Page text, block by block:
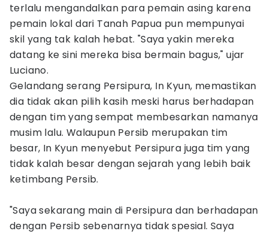
terlalu mengandalkan para pemain asing karena
pemain lokal dari Tanah Papua pun mempunyai
skil yang tak kalah hebat. "Saya yakin mereka
datang ke sini mereka bisa bermain bagus," ujar
Luciano.
Gelandang serang Persipura, In Kyun, memastikan
dia tidak akan pilih kasih meski harus berhadapan
dengan tim yang sempat membesarkan namanya
musim lalu. Walaupun Persib merupakan tim
besar, In Kyun menyebut Persipura juga tim yang
tidak kalah besar dengan sejarah yang lebih baik
ketimbang Persib.
"Saya sekarang main di Persipura dan berhadapan
dengan Persib sebenarnya tidak spesial. Saya